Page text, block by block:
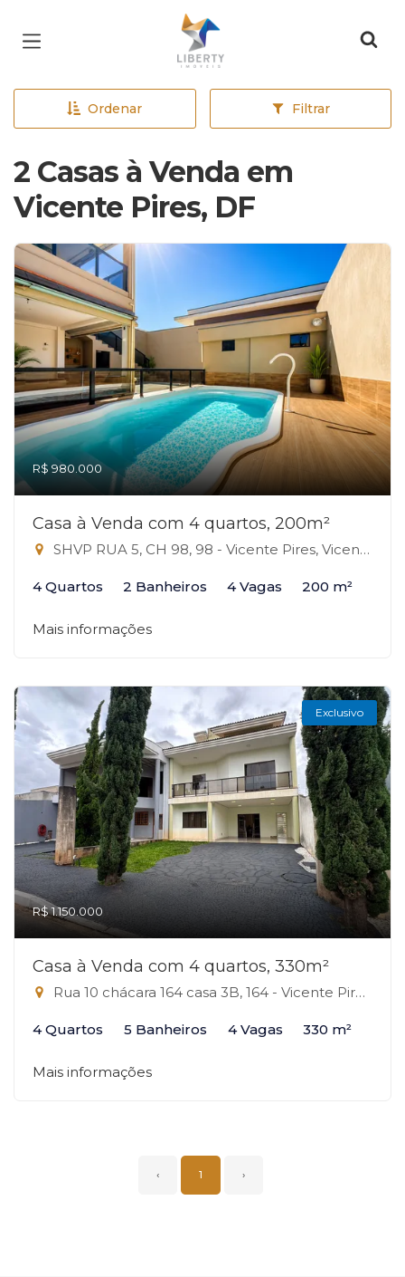
Página inicial
Ordenar Filtrar
2 Casas à Venda em
Vicente Pires, DF
R$ 980.000
Casa à Venda com 4 quartos, 200m²
SHVP RUA 5, CH 98, 98 - Vicente Pires, Vicente Pires-DF
4 Quartos 2 Banheiros 4 Vagas 200 m²
Mais informações
Exclusivo
R$ 1.150.000
Casa à Venda com 4 quartos, 330m²
Rua 10 chácara 164 casa 3B, 164 - Vicente Pires, Vicente Pires-DF
4 Quartos 5 Banheiros 4 Vagas 330 m²
Mais informações
‹ 1 ›